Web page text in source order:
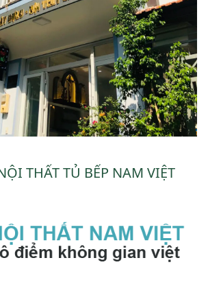
THẤT TỦ BẾP NAM VIỆT